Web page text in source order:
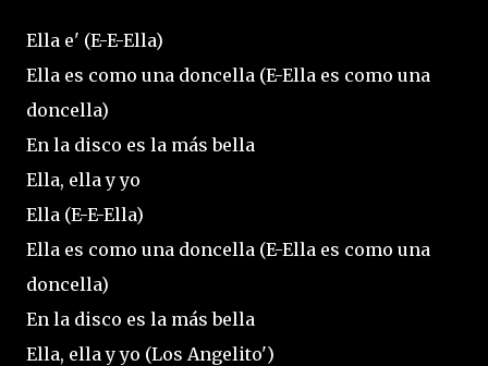
Ella e' (E-E-Ella)
Ella es como una doncella (E-Ella es como una
doncella)
En la disco es la más bella
Ella, ella y yo
Ella (E-E-Ella)
Ella es como una doncella (E-Ella es como una
doncella)
En la disco es la más bella
Ella, ella y yo (Los Angelito')